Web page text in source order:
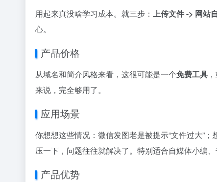
用起来真没啥学习成本。就三步： 上传文件 -> 网站
心。
产品价格
从域名和简介风格来看，这很可能是一个免费工具
来说，完全够用了。
应用场景
你想想这些情况：微信发图老是被提示“文件过大”
压一下，问题往往就解决了。特别适合自媒体小编
产品优势